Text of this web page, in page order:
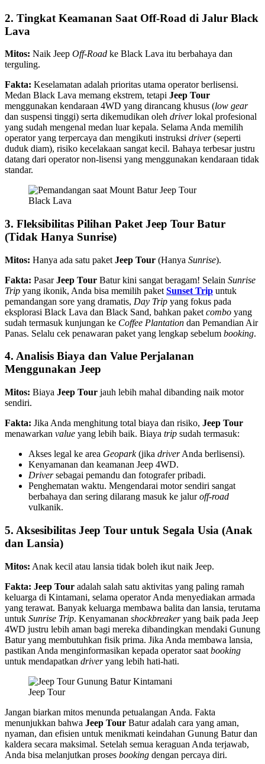
2. Tingkat Keamanan Saat Off-Road di Jalur Black
Lava
Mitos: Naik Jeep Off-Road ke Black Lava itu berbahaya dan
terguling.
Fakta: Keselamatan adalah prioritas utama operator berlisensi.
Medan Black Lava memang ekstrem, tetapi Jeep Tour
menggunakan kendaraan 4WD yang dirancang khusus (low gear
dan suspensi tinggi) serta dikemudikan oleh driverlokal profesional
yang sudah mengenal medan luar kepala. Selama Anda memilih
operator yang terpercaya dan mengikuti instruksi driver(seperti
duduk diam), risiko kecelakaan sangat kecil. Bahaya terbesar justru
datang dari operator non-lisensi yang menggunakan kendaraan tidak
standar.
Black Lava
3. Fleksibilitas Pilihan Paket Jeep Tour Batur
(Tidak Hanya Sunrise)
Mitos: Hanya ada satu paket Jeep Tour (Hanya Sunrise).
Fakta: PasarJeep Tour Batur kini sangat beragam! Selain Sunrise
Trip yang ikonik, Anda bisa memilih paket Sunset Trip untuk
pemandangan sore yang dramatis, Day Trip yang fokus pada
eksplorasi Black Lava dan Black Sand, bahkan paket combo yang
sudah termasuk kunjungan ke Coffee Plantation dan Pemandian Air
Panas. Selalu cek penawaran paket yang lengkap sebelum booking.
4. Analisis Biaya dan Value Perjalanan
Menggunakan Jeep
Mitos: Biaya Jeep Tour jauh lebih mahal dibanding naik motor
sendiri.
Fakta: Jika Anda menghitung total biaya dan risiko, Jeep Tour
menawarkan value yang lebih baik. Biaya trip sudah termasuk:
Akses legal ke area Geopark(jika driverAnda berlisensi).
Kenyamanan dan keamanan Jeep 4WD.
Driversebagai pemandu dan fotografer pribadi.
Penghematan waktu. Mengendarai motor sendiri sangat
berbahaya dan sering dilarang masuk ke jaluroff-road
vulkanik.
5. Aksesibilitas Jeep Tour untuk Segala Usia (Anak
dan Lansia)
Mitos: Anak kecil atau lansia tidak boleh ikut naik Jeep.
Fakta: Jeep Tour adalah salah satu aktivitas yang paling ramah
keluarga di Kintamani, selama operator Anda menyediakan armada
yang terawat. Banyak keluarga membawa balita dan lansia, terutama
untuk Sunrise Trip. Kenyamanan shockbreakeryang baik pada Jeep
4WD justru lebih aman bagi mereka dibandingkan mendaki Gunung
Batur yang membutuhkan fisik prima. Jika Anda membawa lansia,
pastikan Anda menginformasikan kepada operator saat booking
untuk mendapatkan driveryang lebih hati-hati.
Jeep Tour
Jangan biarkan mitos menunda petualangan Anda. Fakta
menunjukkan bahwa Jeep Tour Batur adalah cara yang aman,
nyaman, dan efisien untuk menikmati keindahan Gunung Batur dan
kaldera secara maksimal. Setelah semua keraguan Anda terjawab,
Anda bisa melanjutkan proses booking dengan percaya diri.